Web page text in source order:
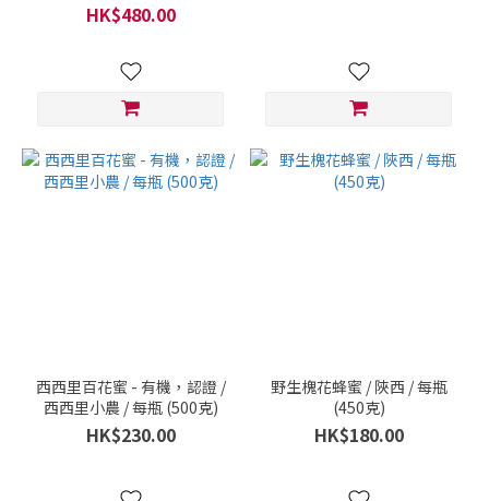
HK$480.00
西西里百花蜜 - 有機，認證 /
西西里小農 / 每瓶 (500克)
HK$230.00
野生槐花蜂蜜 / 陜西 / 每瓶
(450克)
HK$180.00